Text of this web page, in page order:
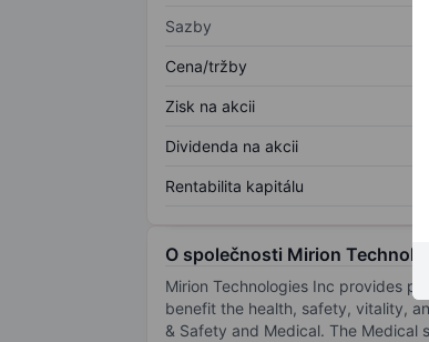
Sazby
Cena/tržby
Zisk na akcii
Dividenda na akcii
Rentabilita kapitálu
O společnosti Mirion
Mirion Technologies Inc provides
benefit the health, safety, vitality,
& Safety and Medical. The